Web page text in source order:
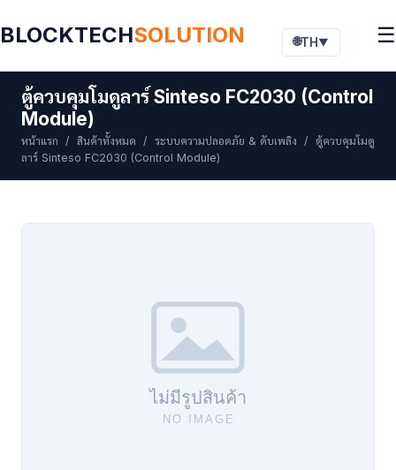
BLOCKTECHSOLUTION 🌐TH ▼ ☰
ตู้ควบคุมโมดูลาร์ Sinteso FC2030 (Control
Module)
หน้าแรก / สินค้าทั้งหมด / ระบบความปลอดภัย & ดับเพลิง / ตู้ควบคุมโมดู
ลาร์ Sinteso FC2030 (Control Module)